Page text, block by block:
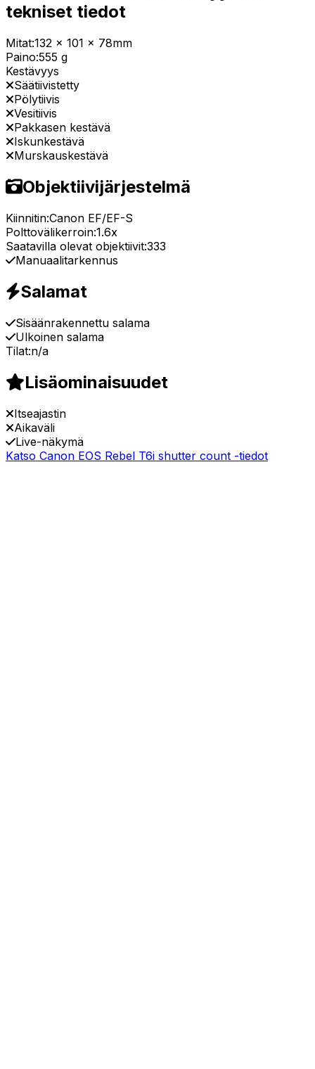
tekniset tiedot
Mitat:132 x 101 x 78mm
Paino:555 g
Kestävyys
Säätiivistetty
Pölytiivis
Vesitiivis
Pakkasen kestävä
Iskunkestävä
Murskauskestävä
Objektiivijärjestelmä
Kiinnitin:Canon EF/EF-S
Polttovälikerroin:1.6x
Saatavilla olevat objektiivit:333
Manuaalitarkennus
Salamat
Sisäänrakennettu salama
Ulkoinen salama
Tilat:n/a
Lisäominaisuudet
Itseajastin
Aikaväli
Live-näkymä
Katso Canon EOS Rebel T6i shutter count -tiedot